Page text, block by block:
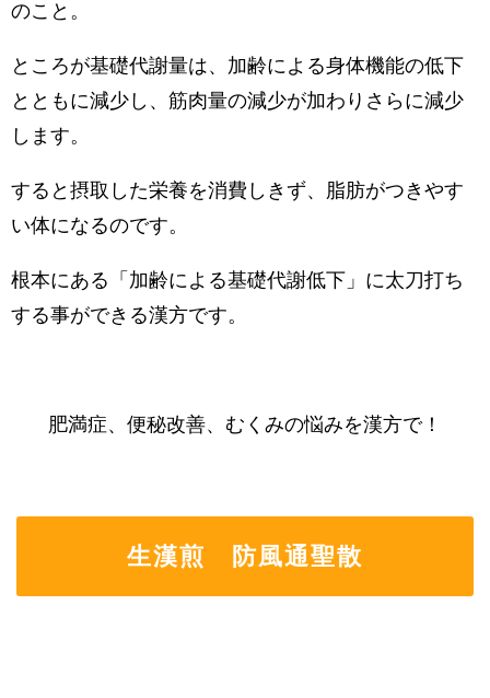
のこと。
ところが基礎代謝量は、加齢による身体機能の低下
とともに減少し、筋肉量の減少が加わりさらに減少
します。
すると摂取した栄養を消費しきず、脂肪がつきやす
い体になるのです。
根本にある「加齢による基礎代謝低下」に太刀打ち
する事ができる漢方です。
肥満症、便秘改善、むくみの悩みを漢方で！
生漢煎 防風通聖散